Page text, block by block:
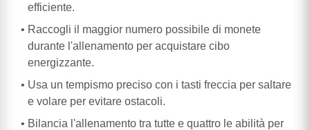
efficiente.
Raccogli il maggior numero possibile di monete
durante l'allenamento per acquistare cibo
energizzante.
Usa un tempismo preciso con i tasti freccia per saltare
e volare per evitare ostacoli.
Bilancia l'allenamento tra tutte e quattro le abilità per